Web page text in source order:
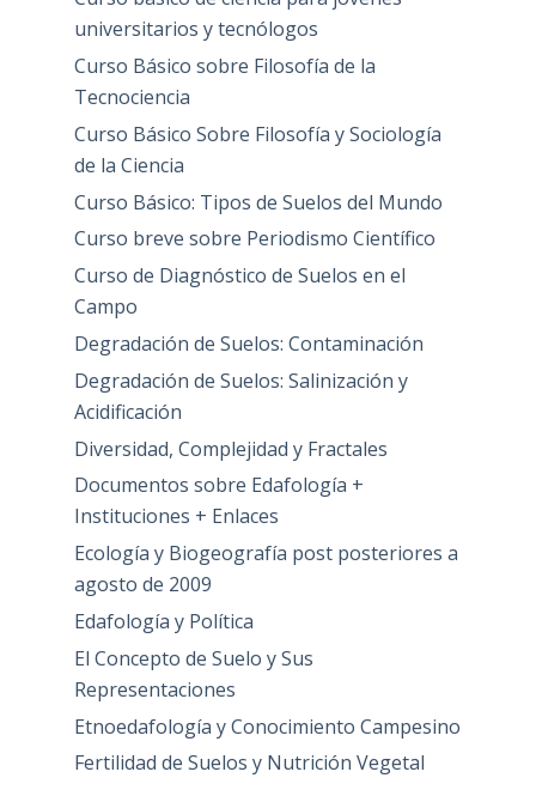
universitarios y tecnólogos
Curso Básico sobre Filosofía de la
Tecnociencia
Curso Básico Sobre Filosofía y Sociología
de la Ciencia
Curso Básico: Tipos de Suelos del Mundo
Curso breve sobre Periodismo Científico
Curso de Diagnóstico de Suelos en el
Campo
Degradación de Suelos: Contaminación
Degradación de Suelos: Salinización y
Acidificación
Diversidad, Complejidad y Fractales
Documentos sobre Edafología +
Instituciones + Enlaces
Ecología y Biogeografía post posteriores a
agosto de 2009
Edafología y Política
El Concepto de Suelo y Sus
Representaciones
Etnoedafología y Conocimiento Campesino
Fertilidad de Suelos y Nutrición Vegetal